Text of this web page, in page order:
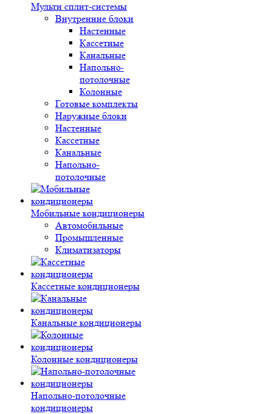
Мульти сплит-системы
Внутренние блоки
Настенные
Кассетные
Канальные
Напольно-
потолочные
Колонные
Готовые комплекты
Наружные блоки
Настенные
Кассетные
Канальные
Напольно-
потолочные
Мобильные кондиционеры
Автомобильные
Промышленные
Климатизаторы
Кассетные кондиционеры
Канальные кондиционеры
Колонные кондиционеры
Напольно-потолочные
кондиционеры